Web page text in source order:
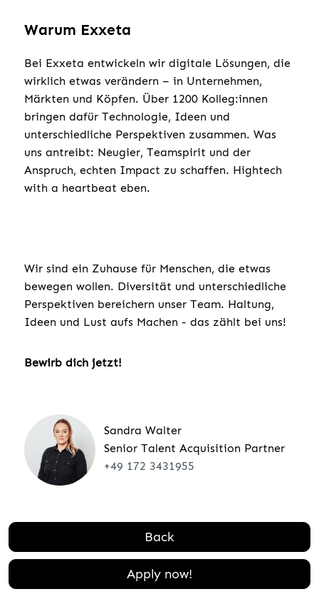
Warum Exxeta
Bei Exxeta entwickeln wir digitale Lösungen, die
wirklich etwas verändern – in Unternehmen,
Märkten und Köpfen. Über 1200 Kolleg:innen
bringen dafür Technologie, Ideen und
unterschiedliche Perspektiven zusammen. Was
uns antreibt: Neugier, Teamspirit und der
Anspruch, echten Impact zu schaffen. Hightech
with a heartbeat eben.
Wir sind ein Zuhause für Menschen, die etwas
bewegen wollen. Diversität und unterschiedliche
Perspektiven bereichern unser Team. Haltung,
Ideen und Lust aufs Machen - das zählt bei uns!
Bewirb dich jetzt!
Sandra Walter
Senior Talent Acquisition Partner
+49 172 3431955
Back
Apply now!